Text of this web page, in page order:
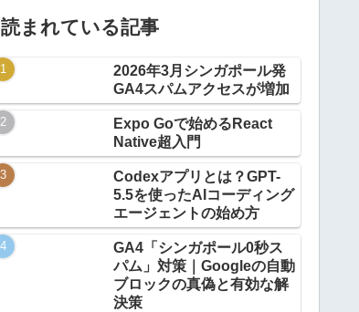
読まれている記事
2026年3月シンガポール発
GA4スパムアクセスが増加
Expo Goで始めるReact
Native超入門
Codexアプリとは？GPT-
5.5を使ったAIコーディング
エージェントの始め方
GA4「シンガポール0秒ス
パム」対策｜Googleの自動
ブロックの真偽と有効な解
決策